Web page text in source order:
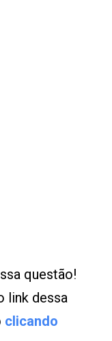
questão!
link dessa
clicando